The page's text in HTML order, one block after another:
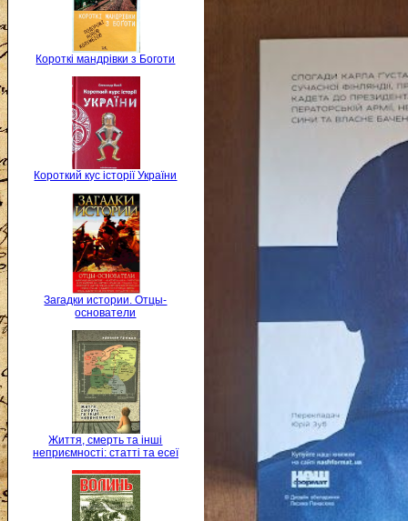
Короткі мандрівки з Боготи
Короткий кус історії України
Загадки истории. Отцы-
основатели
Життя, смерть та інші
неприємності: статті та есеї